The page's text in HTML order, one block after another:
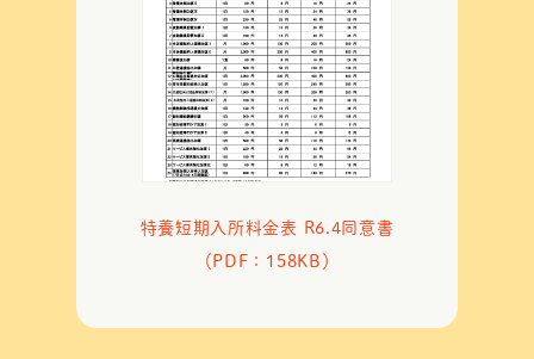
特養短期入所料金表 R6.4同意書
（PDF：158KB）